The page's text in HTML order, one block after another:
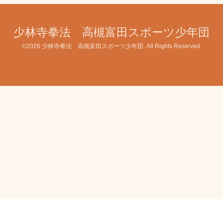
少林寺拳法 高槻富田スポーツ少年団
©2026 少林寺拳法 高槻富田スポーツ少年団 . All Rights Reserved.